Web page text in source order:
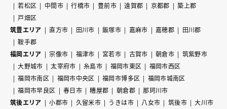
若松区
中間市 行橋市 豊前市 遠賀郡 京都郡
築上郡
戸畑区
筑豊エリア
直方市 田川市 飯塚市 嘉麻市 嘉穂郡
田川郡
鞍手郡
福岡エリア
宗像市 福津市 宮若市 古賀市 朝倉市
筑紫野市
大野城市
太宰府市 糸島市 福岡市東区
福岡市西区
福岡市南区
福岡市中央区 福岡市博多区
福岡市城南区
福岡市早良区
春日市 糟屋郡 朝倉郡
那珂川市
筑後エリア
小郡市 久留米市 うきは市 八女市 筑後市
大川市